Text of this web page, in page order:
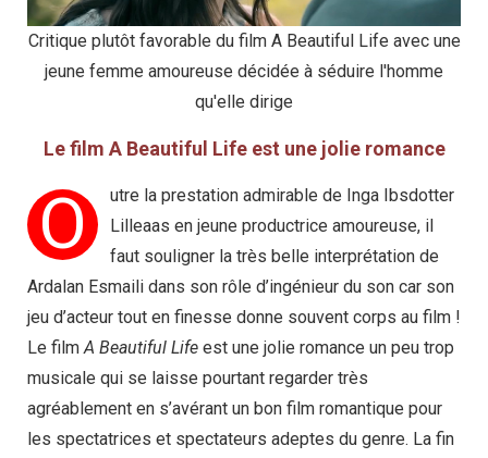
Critique plutôt favorable du film A Beautiful Life avec une
jeune femme amoureuse décidée à séduire l'homme
qu'elle dirige
Le film A Beautiful Life est une jolie romance
O
utre la prestation admirable de Inga Ibsdotter
Lilleaas en jeune productrice amoureuse, il
faut souligner la très belle interprétation de
Ardalan Esmaili dans son rôle d’ingénieur du son car son
jeu d’acteur tout en finesse donne souvent corps au film !
Le filmA Beautiful Life est une jolie romance un peu trop
musicale qui se laisse pourtant regarder très
agréablement en s’avérant un bon film romantique pour
les spectatrices et spectateurs adeptes du genre. La fin